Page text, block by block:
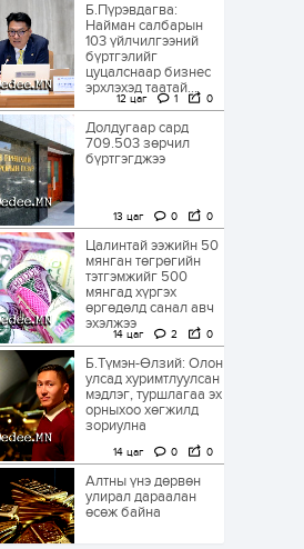
Б.Пүрэвдагва:
Найман салбарын
103 үйлчилгээний
бүртгэлийг
цуцалснаар бизнес
эрхлэхэд таатай...
12 цаг 1 0
Долдугаар сард
709.503 зөрчил
бүртгэгджээ
13 цаг 0 0
Цалинтай ээжийн 50
мянган төгрөгийн
тэтгэмжийг 500
мянгад хүргэх
өргөдөлд санал авч
эхэлжээ
14 цаг 2 0
Б.Түмэн-Өлзий: Олон
улсад хуримтлуулсан
мэдлэг, туршлагаа эх
орныхоо хөгжилд
зориулна
14 цаг 0 0
Алтны үнэ дөрвөн
улирал дараалан
өсөж байна